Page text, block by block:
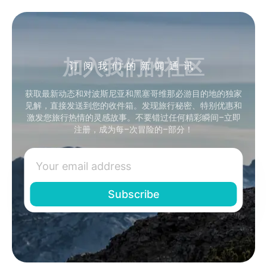
订阅我们的新闻通讯
加入我们的社区
获取最新动态和对波斯尼亚和黑塞哥维那必游目的地的独家
见解，直接发送到您的收件箱。发现旅行秘密、特别优惠和
激发您旅行热情的灵感故事。不要错过任何精彩瞬间–立即
注册，成为每–次冒险的–部分！